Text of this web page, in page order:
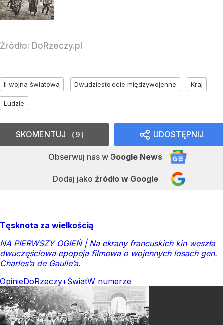
Źródło: DoRzeczy.pl
II wojna światowa Dwudziestolecie międzywojenne Kraj
Ludzie
UDOSTĘPNIJ
Obserwuj nas w Google News
Dodaj jako źródło w Google
SKOMENTUJ 9
Tęsknota za wielkością
NA PIERWSZY OGIEŃ | Na ekrany francuskich kin weszła
dwuczęściowa epopeja filmowa o wojennych losach gen.
Charles’a de Gaulle’a.
OpinieDoRzeczy+ŚwiatW numerze